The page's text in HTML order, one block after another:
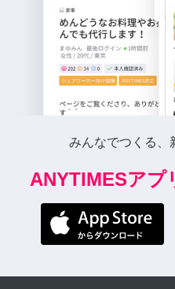
みんなでつくる、
ANYTIMESアプ